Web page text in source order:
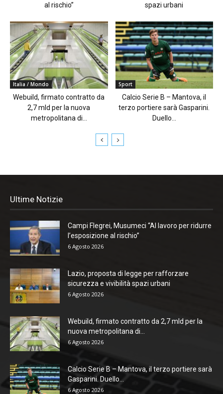
al rischio”
spazi urbani
Italia / Mondo
Webuild, firmato contratto da
2,7 mld per la nuova
metropolitana di...
Sport
Calcio Serie B – Mantova, il
terzo portiere sarà Gasparini.
Duello...
Ultime Notizie
Campi Flegrei, Musumeci “Al lavoro per ridurre
l’esposizione al rischio”
6 Agosto 2026
Lazio, proposta di legge per rafforzare
sicurezza e vivibilità spazi urbani
6 Agosto 2026
Webuild, firmato contratto da 2,7 mld per la
nuova metropolitana di...
6 Agosto 2026
Calcio Serie B – Mantova, il terzo portiere sarà
Gasparini. Duello...
6 Agosto 2026